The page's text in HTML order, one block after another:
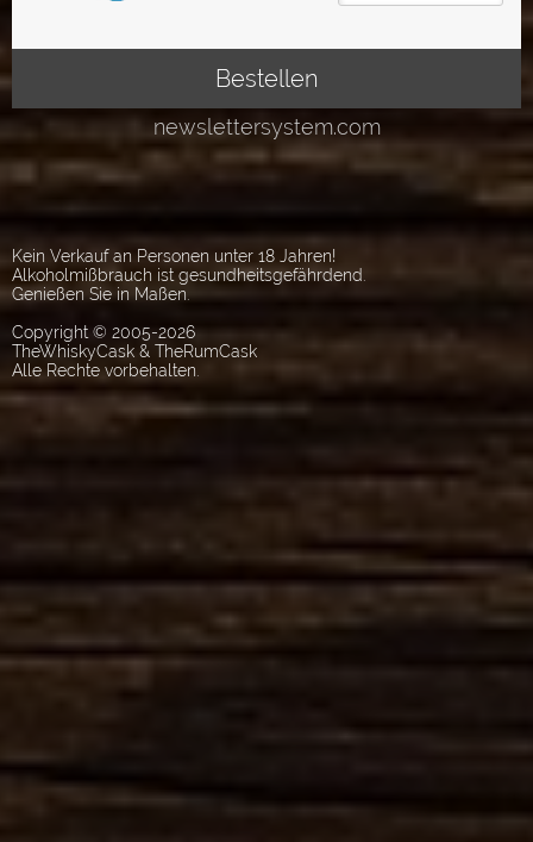
Kein Verkauf an Personen unter 18 Jahren!
Alkoholmißbrauch ist gesundheitsgefährdend.
Genießen Sie in Maßen.
Copyright © 2005-2026
TheWhiskyCask & TheRumCask
Alle Rechte vorbehalten.